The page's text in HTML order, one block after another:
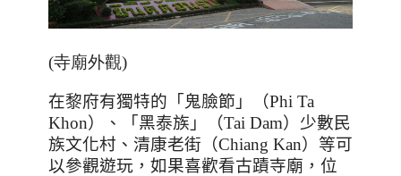
(寺廟外觀)
在黎府有獨特的「鬼臉節」（Phi Ta
Khon）、「黑泰族」（Tai Dam）少數民
族文化村、清康老街（Chiang Kan）等可
以參觀遊玩，如果喜歡看古蹟寺廟，位